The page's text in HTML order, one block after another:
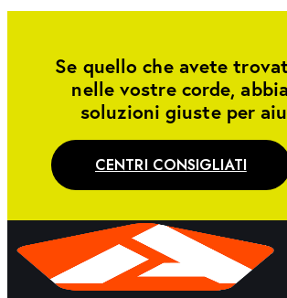
Se quello che avete
nelle vostre corde,
soluzioni giuste per
CENTRI CONSIGLIATI